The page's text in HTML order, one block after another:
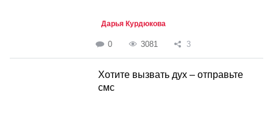
Дарья Курдюкова
0 3081 3
Хотите вызвать дух – отправьте
смс